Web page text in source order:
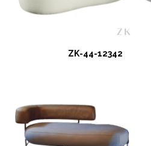
ZK-44-12342